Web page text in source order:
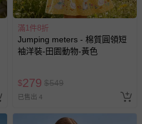
滿1件8折
Jumping meters - 棉質圓領短
袖洋裝-田園動物-黃色
$279 $549
已售出 4